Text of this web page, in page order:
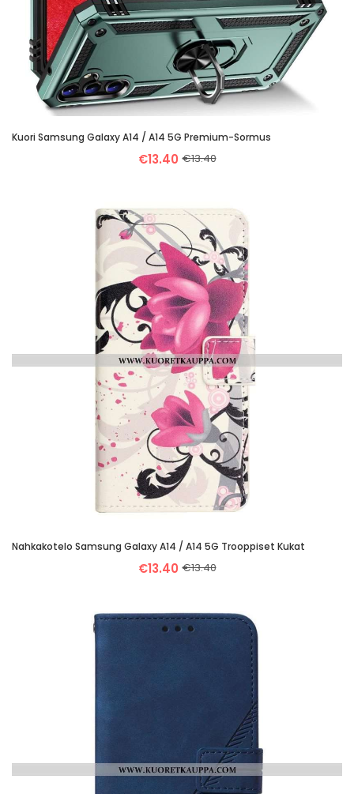
Kuori Samsung Galaxy A14 / A14 5G Premium-Sormus
€13.40 €13.40
Nahkakotelo Samsung Galaxy A14 / A14 5G Trooppiset Kukat
€13.40 €13.40